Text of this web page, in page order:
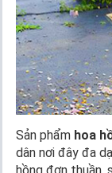
Sản phẩm hoa
dân nơi đây đa